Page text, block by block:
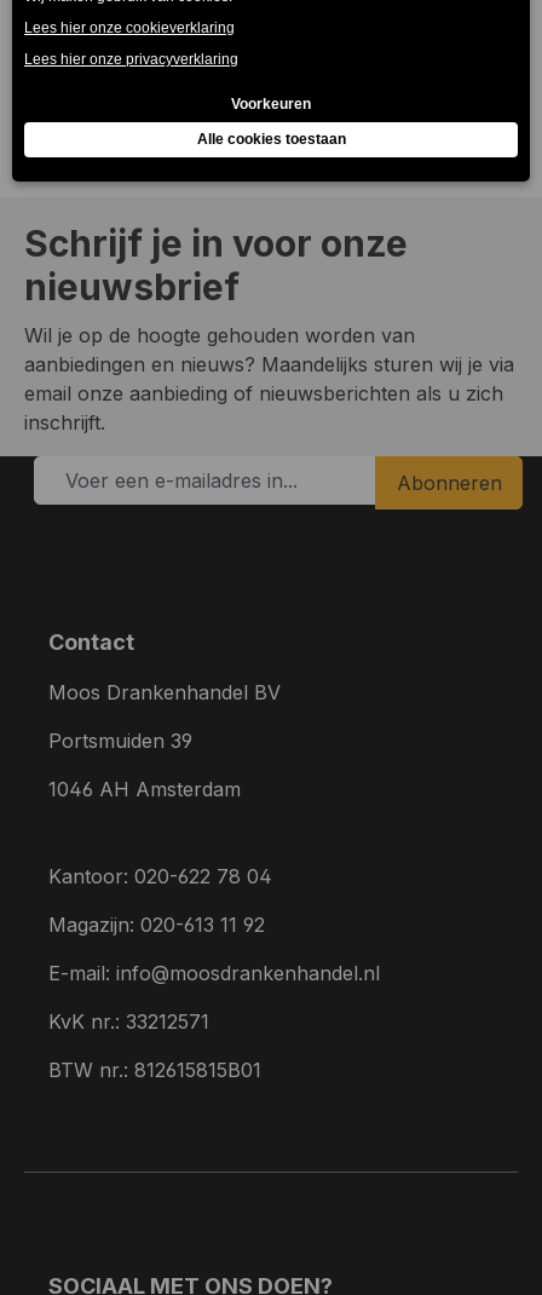
Schrijf je in voor onze
nieuwsbrief
Wil je op de hoogte gehouden worden van
aanbiedingen en nieuws? Maandelijks sturen wij je via
email onze aanbieding of nieuwsberichten als u zich
inschrijft.
Abonneren
Contact
Moos Drankenhandel BV
Portsmuiden 39
1046 AH Amsterdam
Kantoor: 020-622 78 04
Magazijn: 020-613 11 92
E-mail: info@moosdrankenhandel.nl
KvK nr.: 33212571
BTW nr.: 812615815B01
SOCIAAL MET ONS DOEN?